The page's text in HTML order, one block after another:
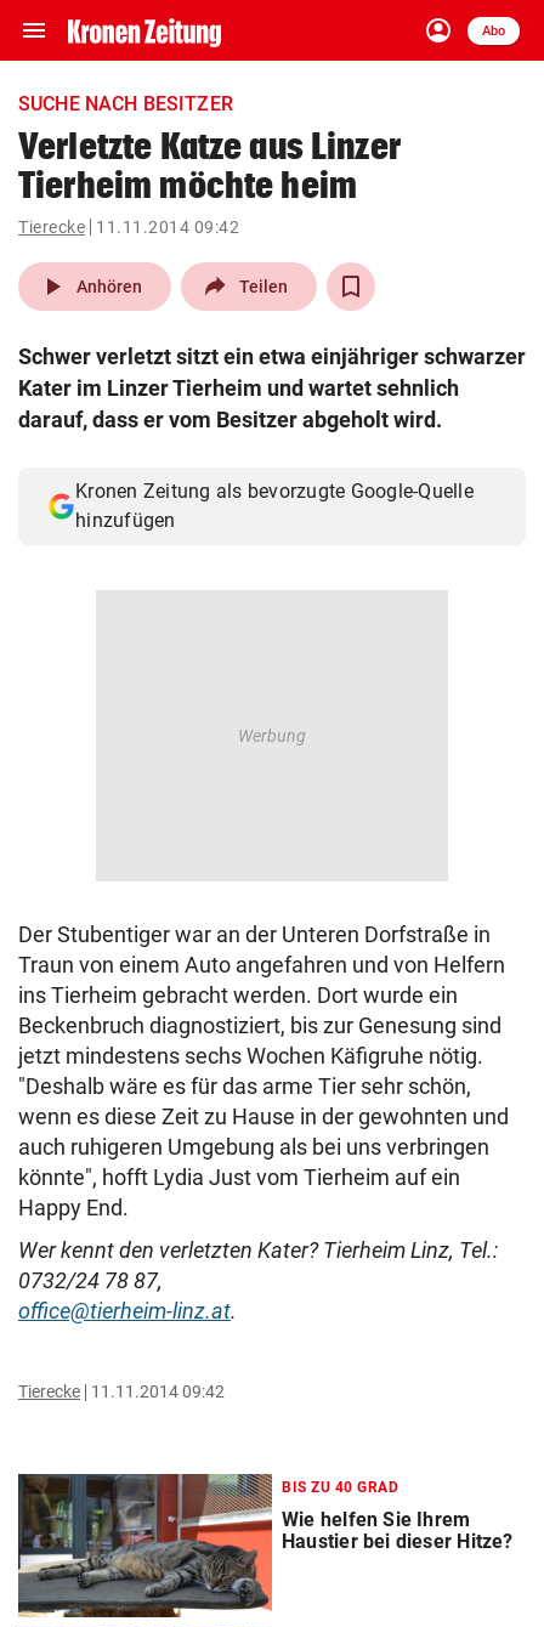
menu Navigation
ein-/ausklappen
account_circle
Anmelden
Abo
close Schließen
account_circle Anmelden
pin_drop
Wien arrow_right
search
Suchbegriff
Muthgasse 2, 1190 Wien
SUCHE NACH BESITZER
Verletzte Katze aus Linzer
Tierheim möchte heim
Tierecke 11.11.2014 09:42
play_arrow Anhören Teilen
Schwer verletzt sitzt ein etwa einjähriger schwarzer
Kater im Linzer Tierheim und wartet sehnlich
darauf, dass er vom Besitzer abgeholt wird.
Kronen Zeitung als bevorzugte Google-Quelle
hinzufügen
Der Stubentiger war an der Unteren Dorfstraße in
Traun von einem Auto angefahren und von Helfern
ins Tierheim gebracht werden. Dort wurde ein
Beckenbruch diagnostiziert, bis zur Genesung sind
jetzt mindestens sechs Wochen Käfigruhe nötig.
"Deshalb wäre es für das arme Tier sehr schön,
wenn es diese Zeit zu Hause in der gewohnten und
auch ruhigeren Umgebung als bei uns verbringen
könnte", hofft Lydia Just vom Tierheim auf ein
Happy End.
Wer kennt den verletzten Kater? Tierheim Linz, Tel.:
0732/24 78 87,
office@tierheim-linz.at.
Tierecke 11.11.2014 09:42
BIS ZU 40 GRAD
Wie helfen Sie Ihrem
Haustier bei dieser Hitze?